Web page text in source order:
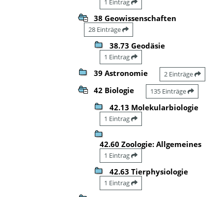
1 Eintrag
38 Geowissenschaften
28 Einträge
38.73 Geodäsie
1 Eintrag
39 Astronomie 2 Einträge
42 Biologie 135 Einträge
42.13 Molekularbiologie
1 Eintrag
42.60 Zoologie: Allgemeines
1 Eintrag
42.63 Tierphysiologie
1 Eintrag